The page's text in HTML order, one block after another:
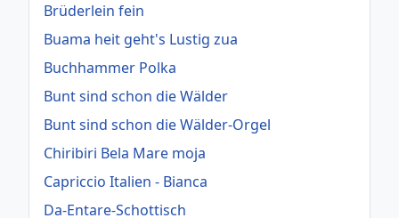
Brüderlein fein
Buama heit geht's Lustig zua
Buchhammer Polka
Bunt sind schon die Wälder
Bunt sind schon die Wälder-Orgel
Chiribiri Bela Mare moja
Capriccio Italien - Bianca
Da-Entare-Schottisch